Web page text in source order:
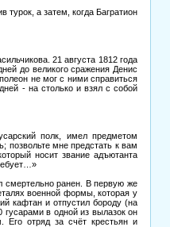
а затем, когда Багратион
21 августа 1812 года
до великого сражения Денис
не мог с ними справиться
- на столько и взял с собой
полк, имел предметом
позвольте мне предстать к вам
носит звание адъютанта
смертельно ранен. В первую же
военной формы, которая у
кафтан и отпустил бороду (на
в одной из вылазок он
отряд за счёт крестьян и